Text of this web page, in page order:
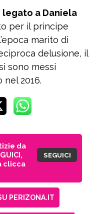
a Daniela
per il principe
marito di
delusione, il
sono messi
nel 2016.
da
clicca
SEGUICI
PERIZONA.IT